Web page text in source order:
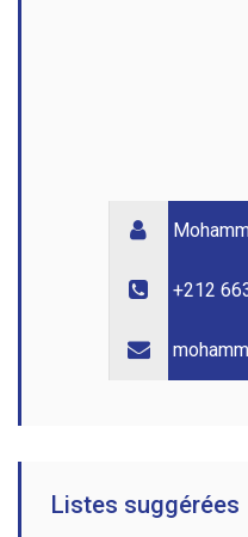
+212
Listes suggérées